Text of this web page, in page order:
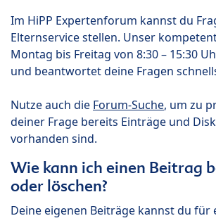
Im HiPP Expertenforum kannst du
Elternservice stellen. Unser
Montag bis Freitag von 8:30 – 15:30
und beantwortet deine Fragen
Nutze auch die Forum-Suche, um zu
deiner Frage bereits Einträge und
vorhanden sind.
Wie kann ich einen Beitrag
oder löschen?
Deine eigenen Beiträge kannst du für